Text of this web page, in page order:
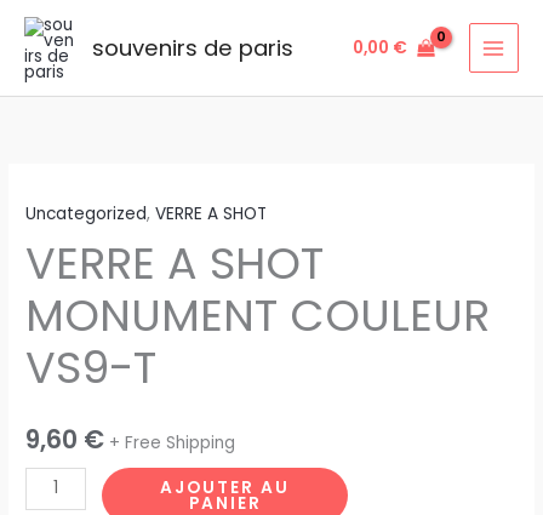
Aller
contenu
souvenirs de paris 0,00 €
Uncategorized,VERRE A SHOT
VERRE A SHOT
MONUMENT COULEUR
VS9-T
9,60 € + Free Shipping
de
VERRE
A
SHOT
MONUMENT
COULEUR
T
AJOUTER AU
PANIER